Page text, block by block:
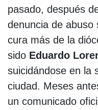
pasado, después
denuncia de
cura más de la
sido Eduardo
suicidándose en la
ciudad. Meses
un comunicado